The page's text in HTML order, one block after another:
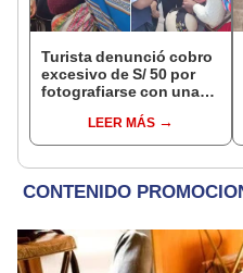
Turista denunció cobro
excesivo de S/ 50 por
fotografiarse con una
Serenazgo recuperó el
dinero
LEER MÁS